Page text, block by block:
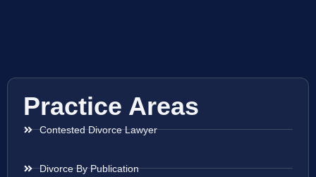
Practice Areas
Contested Divorce Lawyer
Divorce By Publication